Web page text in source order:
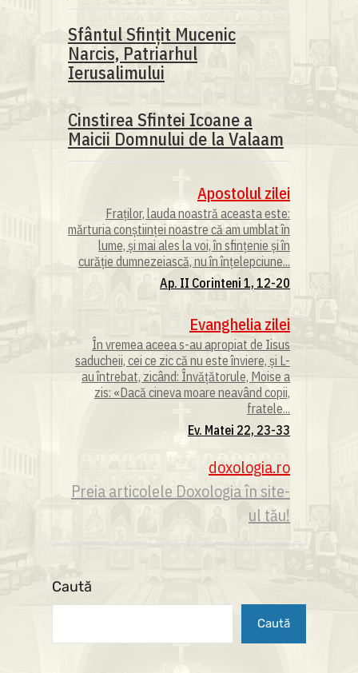
Sfântul Sfinţit Mucenic
Narcis, Patriarhul
Ierusalimului
Cinstirea Sfintei Icoane a
Maicii Domnului de la Valaam
Apostolul zilei
Fraților, lauda noastră aceasta este:
mărturia conștiinței noastre că am umblat în
lume, și mai ales la voi, în sfințenie și în
curăție dumnezeiască, nu în înțelepciune...
Ap. II Corinteni 1, 12-20
Evanghelia zilei
În vremea aceea s-au apropiat de Iisus
saducheii, cei ce zic că nu este înviere, și L-
au întrebat, zicând: Învățătorule, Moise a
zis: «Dacă cineva moare neavând copii,
fratele...
Ev. Matei 22, 23-33
doxologia.ro
Preia articolele Doxologia în site-
ul tău!
Caută
Caută